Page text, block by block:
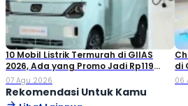
10 Mobil Listrik Termurah di GIIAS
2026, Ada yang Promo Jadi Rp119
Jutaan!
07 Agu 2026
di
06
Rekomendasi Untuk Kamu